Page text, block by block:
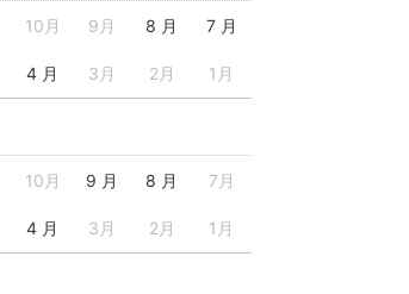
10月 9月 8 月 7 月
4 月 3月 2月 1月
10月 9 月 8 月 7月
4 月 3月 2月 1月